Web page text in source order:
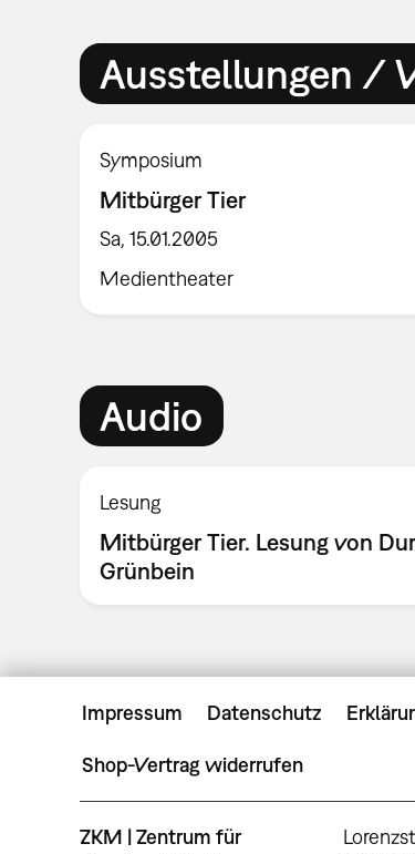
Ausstellungen /
Symposium
Mitbürger Tier
Sa, 15.01.2005
Medientheater
Audio
Lesung
Mitbürger Tier. Lesung von
Grünbein
Impressum Datenschutz
Shop-Vertrag widerrufen
ZKM | Zentrum für